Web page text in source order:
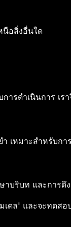
อสิ่งอื่นใด
รดำเนินการ เร
ำ เหมาะสำหรั
บริบท และกา
ดล' และจะทด